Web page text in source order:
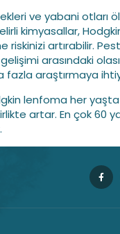
ve yabani otları
kimyasallar,
riskinizi artırabilir.
arasındaki
fazla araştırmaya
lenfoma her
artar. En çok 60